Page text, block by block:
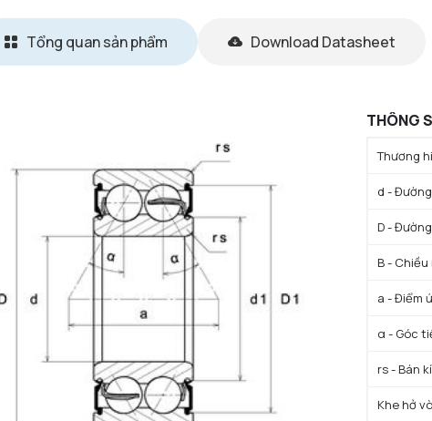
Tổng quan sản phẩm Download Datasheet
THÔNG
Thương
d -
D -
B - Chiều
a - Điểm
α - Góc
rs - Bán
Khe hở